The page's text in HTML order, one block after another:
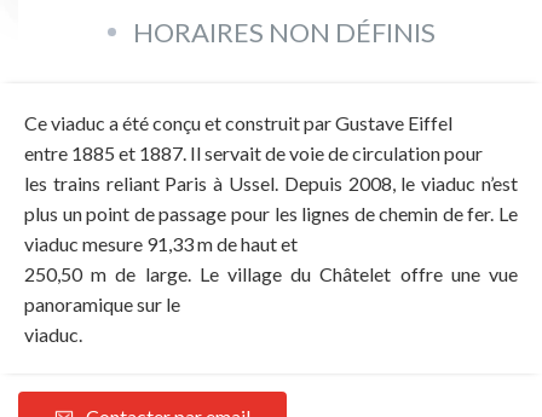
HORAIRES NON DÉFINIS
Ce viaduc a été conçu et construit par Gustave Eiffel
entre 1885 et 1887. Il servait de voie de circulation pour
les trains reliant Paris à Ussel. Depuis 2008, le viaduc n’est
plus un point de passage pour les lignes de chemin de fer. Le
viaduc mesure 91,33 m de haut et
250,50 m de large. Le village du Châtelet offre une vue
panoramique sur le
viaduc.